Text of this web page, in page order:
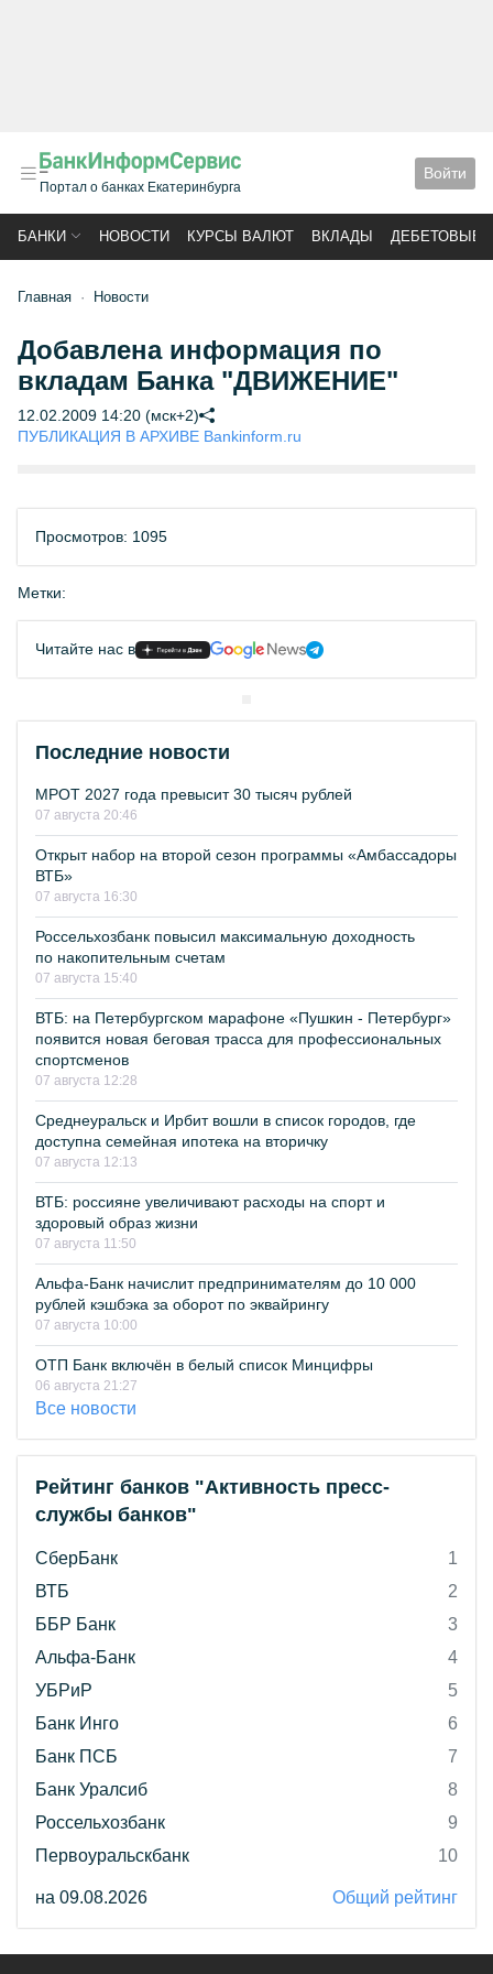
Портал о банках Екатеринбурга
Войти
БАНКИ НОВОСТИ КУРСЫ ВАЛЮТ ВКЛАДЫ ДЕБЕТОВЫЕ
Главная Новости
Добавлена информация по
вкладам Банка "ДВИЖЕНИЕ"
12.02.2009 14:20 (мск+2)
ПУБЛИКАЦИЯ В АРХИВЕ Bankinform.ru
Просмотров: 1095
Метки:
Читайте нас в
Последние новости
МРОТ 2027 года превысит 30 тысяч рублей
07 августа 20:46
Открыт набор на второй сезон программы «Амбассадоры
ВТБ»
07 августа 16:30
Россельхозбанк повысил максимальную доходность
по накопительным счетам
07 августа 15:40
ВТБ: на Петербургском марафоне «Пушкин - Петербург»
появится новая беговая трасса для профессиональных
спортсменов
07 августа 12:28
Среднеуральск и Ирбит вошли в список городов, где
доступна семейная ипотека на вторичку
07 августа 12:13
ВТБ: россияне увеличивают расходы на спорт и
здоровый образ жизни
07 августа 11:50
Альфа-Банк начислит предпринимателям до 10 000
рублей кэшбэка за оборот по эквайрингу
07 августа 10:00
ОТП Банк включён в белый список Минцифры
06 августа 21:27
Все новости
Рейтинг банков "Активность пресс-
службы банков"
СберБанк
1
ВТБ
2
ББР Банк
3
Альфа-Банк
4
УБРиР
5
Банк Инго
6
Банк ПСБ
7
Банк Уралсиб
8
Россельхозбанк
9
Первоуральскбанк
10
на 09.08.2026 Общий рейтинг